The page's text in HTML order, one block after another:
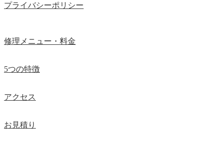
プライバシーポリシー
修理メニュー・料金
5つの特徴
アクセス
お見積り